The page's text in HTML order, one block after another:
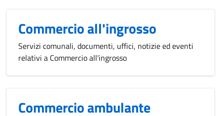
Commercio all'ingrosso
Servizi comunali, documenti, uffici, notizie ed eventi
relativi a Commercio all'ingrosso
Commercio ambulante